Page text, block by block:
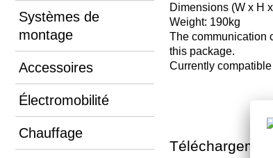
Systèmes de
montage
Accessoires
Électromobilité
Chauffage
Dimensions (W x H
Weight: 190kg
The communication
this package.
Currently